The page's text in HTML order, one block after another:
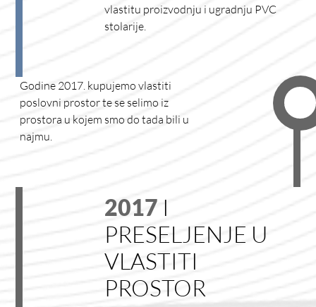
vlastitu proizvodnju i ugradnju PVC
stolarije.
Godine 2017. kupujemo vlastiti
poslovni prostor te se selimo iz
prostora u kojem smo do tada bili u
najmu.
2017 I
PRESELJENJE U
VLASTITI
PROSTOR